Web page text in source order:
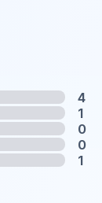
4
1
0
0
1